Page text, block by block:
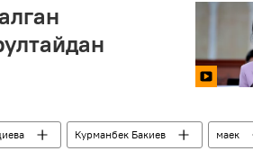
Курманбек Бакиев
маек